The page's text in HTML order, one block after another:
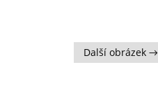
Další obrázek →